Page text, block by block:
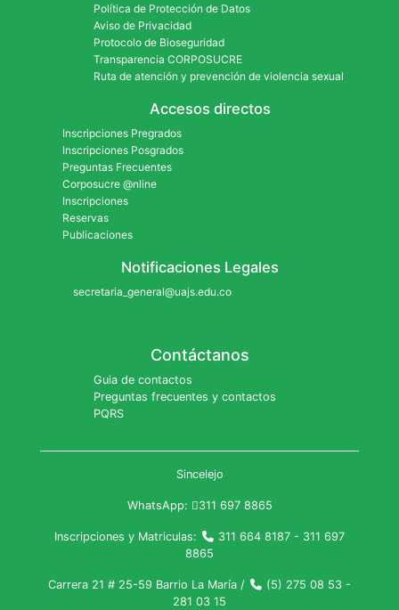
Política de Protección de Datos
Aviso de Privacidad
Protocolo de Bioseguridad
Transparencia CORPOSUCRE
Ruta de atención y prevención de violencia sexual
Accesos directos
Inscripciones Pregrados
Inscripciones Posgrados
Preguntas Frecuentes
Corposucre @nline
Inscripciones
Reservas
Publicaciones
Notificaciones Legales
secretaria_general@uajs.edu.co
Contáctanos
Guia de contactos
Preguntas frecuentes y contactos
PQRS
Sincelejo
WhatsApp: 311 697 8865
Inscripciones y Matriculas:
311 664 8187 - 311 697
8865
Carrera 21 # 25-59 Barrio La María /
(5) 275 08 53 -
281 03 15